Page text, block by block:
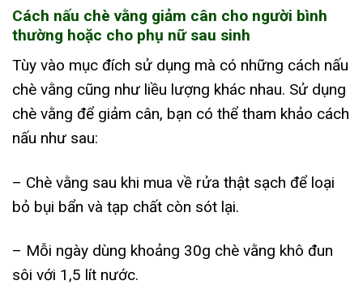
Cách nấu chè vằng giảm cân cho người bình
thường hoặc cho phụ nữ sau sinh
Tùy vào mục đích sử dụng mà có những cách nấu
chè vằng cũng như liều lượng khác nhau. Sử dụng
chè vằng để giảm cân, bạn có thể tham khảo cách
nấu như sau:
– Chè vằng sau khi mua về rửa thật sạch để loại
bỏ bụi bẩn và tạp chất còn sót lại.
– Mỗi ngày dùng khoảng 30g chè vằng khô đun
sôi với 1,5 lít nước.